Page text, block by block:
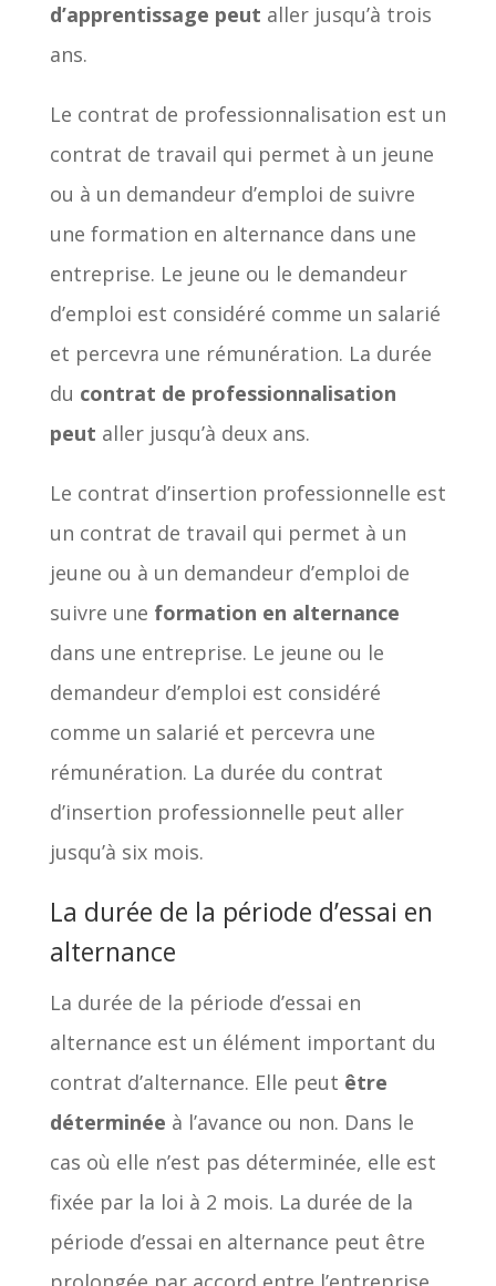
d’apprentissage peut aller jusqu’à trois
ans.
Le contrat de professionnalisation est un
contrat de travail qui permet à un jeune
ou à un demandeur d’emploi de suivre
une formation en alternance dans une
entreprise. Le jeune ou le demandeur
d’emploi est considéré comme un salarié
et percevra une rémunération. La durée
du contrat de professionnalisation
peut aller jusqu’à deux ans.
Le contrat d’insertion professionnelle est
un contrat de travail qui permet à un
jeune ou à un demandeur d’emploi de
suivre une formation en alternance
dans une entreprise. Le jeune ou le
demandeur d’emploi est considéré
comme un salarié et percevra une
rémunération. La durée du contrat
d’insertion professionnelle peut aller
jusqu’à six mois.
La durée de la période d’essai en
alternance
La durée de la période d’essai en
alternance est un élément important du
contrat d’alternance. Elle peut être
déterminée à l’avance ou non. Dans le
cas où elle n’est pas déterminée, elle est
fixée par la loi à 2 mois. La durée de la
période d’essai en alternance peut être